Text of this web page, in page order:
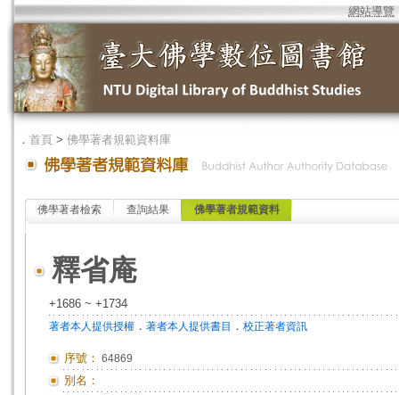
網站導覽
． 首頁 > 佛學著者規範資料庫
佛學著者檢索 查詢結果 佛學著者規範資料
釋省庵
+1686 ~ +1734
著者本人提供授權 ． 著者本人提供書目 ． 校正著者資訊
序號： 64869
別名：